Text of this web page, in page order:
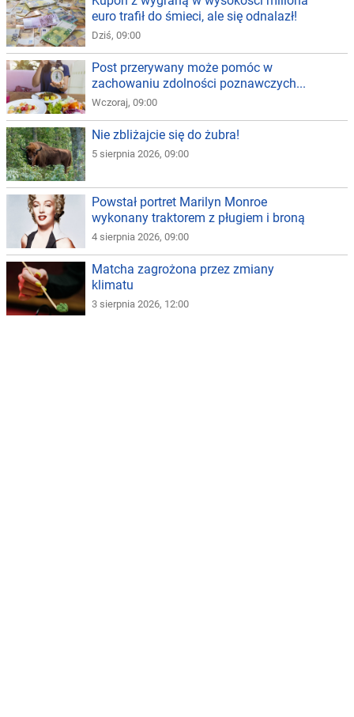
euro trafił do śmieci, ale się odnalazł!
Dziś, 09:00
Post przerywany może pomóc w
zachowaniu zdolności poznawczych...
Wczoraj, 09:00
Nie zbliżajcie się do żubra!
5 sierpnia 2026, 09:00
Powstał portret Marilyn Monroe
wykonany traktorem z pługiem i broną
4 sierpnia 2026, 09:00
Matcha zagrożona przez zmiany
klimatu
3 sierpnia 2026, 12:00